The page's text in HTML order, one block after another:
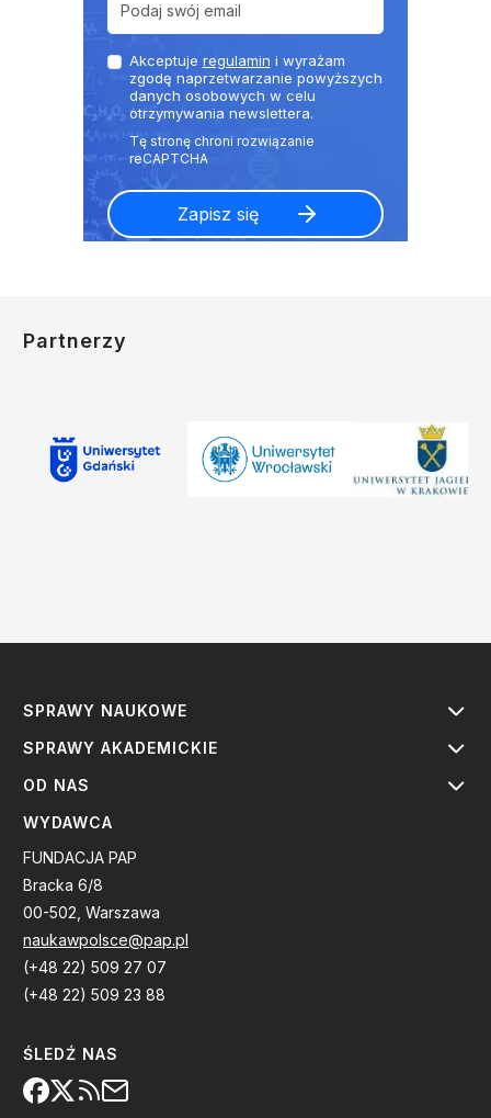
Akceptuje regulamin i wyrażam
zgodę naprzetwarzanie powyższych
danych osobowych w celu
otrzymywania newslettera.
Partnerzy
SPRAWY NAUKOWE
SPRAWY AKADEMICKIE
OD NAS
WYDAWCA
FUNDACJA PAP
Bracka 6/8
00-502, Warszawa
naukawpolsce@pap.pl
(+48 22) 509 27 07
(+48 22) 509 23 88
ŚLEDŹ NAS